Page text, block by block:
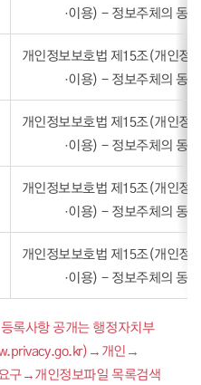
·이용) - 정보주체의 동의
개인정보보호법 제15조(개인정
·이용) - 정보주체의 동의
개인정보보호법 제15조(개인정
·이용) - 정보주체의 동의
개인정보보호법 제15조(개인정
·이용) - 정보주체의 동의
개인정보보호법 제15조(개인정
·이용) - 정보주체의 동의
록사항 공개는 행정자치부
개인→
구→개인정보파일 목록검색